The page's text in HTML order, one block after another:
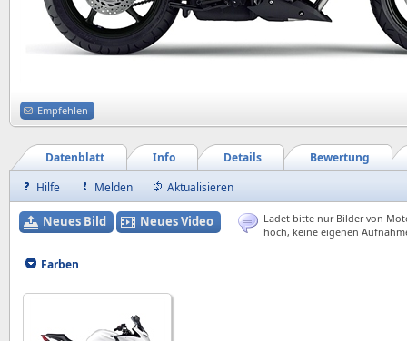
Empfehlen
Bewertung
Details
Info
Datenblatt
Hilfe
Melden Aktualisieren
Neues Bild Neues Video
Ladet bitte nur Bilder von
hoch, keine eigenen
Farben